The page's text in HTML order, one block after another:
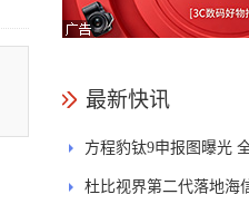
最新快讯
方程豹钛9申报图曝光
发DMS
杜比视界第二代落地海